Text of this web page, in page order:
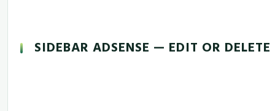
SIDEBAR ADSENSE — EDIT OR DELETE